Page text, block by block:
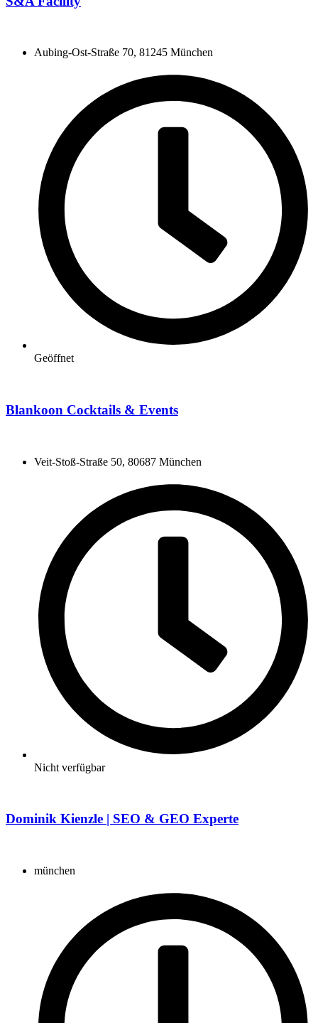
Aubing-Ost-Straße 70, 81245 München
Geöffnet
Blankoon Cocktails & Events
Veit-Stoß-Straße 50, 80687 München
Nicht verfügbar
Dominik Kienzle | SEO & GEO Experte
münchen